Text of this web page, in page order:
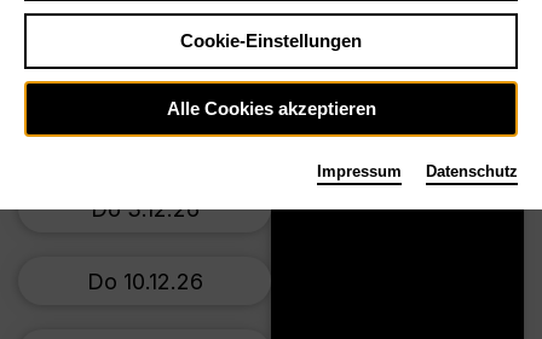
Preise ab € 34,00
Großes Haus
So 22.11.26
Mi 2.12.26
Do 3.12.26
Do 10.12.26
Cookie-Einstellungen
Alle Cookies akzeptieren
Impressum Datenschutz